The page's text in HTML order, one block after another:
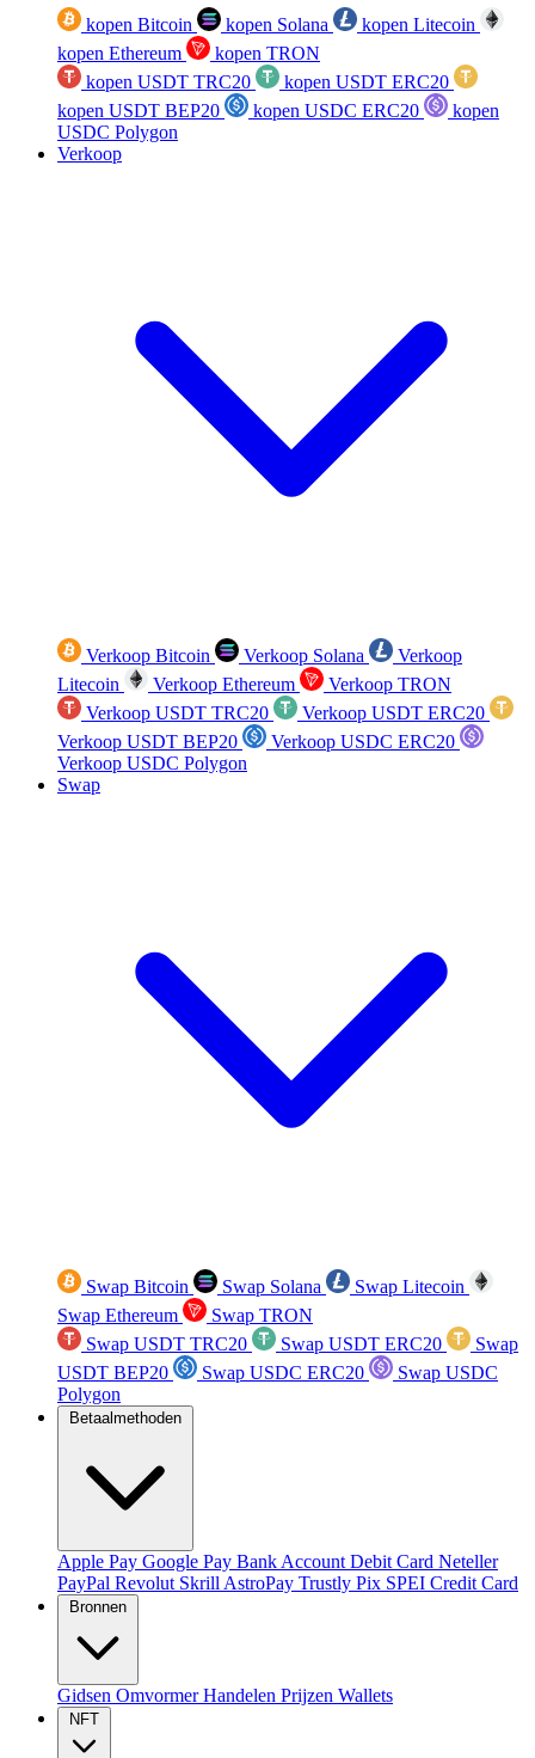
kopen Bitcoin kopen Solana
kopen Litecoin
kopen Ethereum
kopen TRON
kopen USDT TRC20
kopen USDT ERC20
kopen USDT BEP20
kopen USDC ERC20
kopen
USDC Polygon
Verkoop
Verkoop Bitcoin Verkoop Solana
Verkoop
Litecoin
Verkoop Ethereum
Verkoop TRON
Verkoop USDT TRC20
Verkoop USDT ERC20
Verkoop USDT BEP20
Verkoop USDC ERC20
Verkoop USDC Polygon
Swap
Swap Bitcoin Swap Solana
Swap Litecoin
Swap Ethereum
Swap TRON
Swap USDT TRC20
Swap USDT ERC20
Swap
USDT BEP20
Swap USDC ERC20
Swap USDC
Polygon
Betaalmethoden
Apple Pay Google Pay Bank Account Debit Card Neteller
PayPal Revolut Skrill AstroPay Trustly Pix SPEI Credit Card
Bronnen
Gidsen OmvormerHandelen Prijzen Wallets
NFT